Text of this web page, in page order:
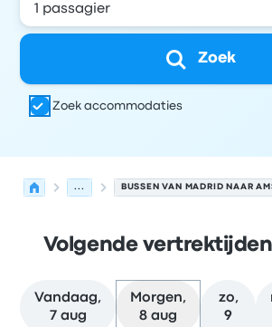
Zoek
Zoek accommodaties
... BUSSEN VAN MADRID NAAR
Volgende
Vandaag,
7 aug
Morgen,
8 aug
zo,
9